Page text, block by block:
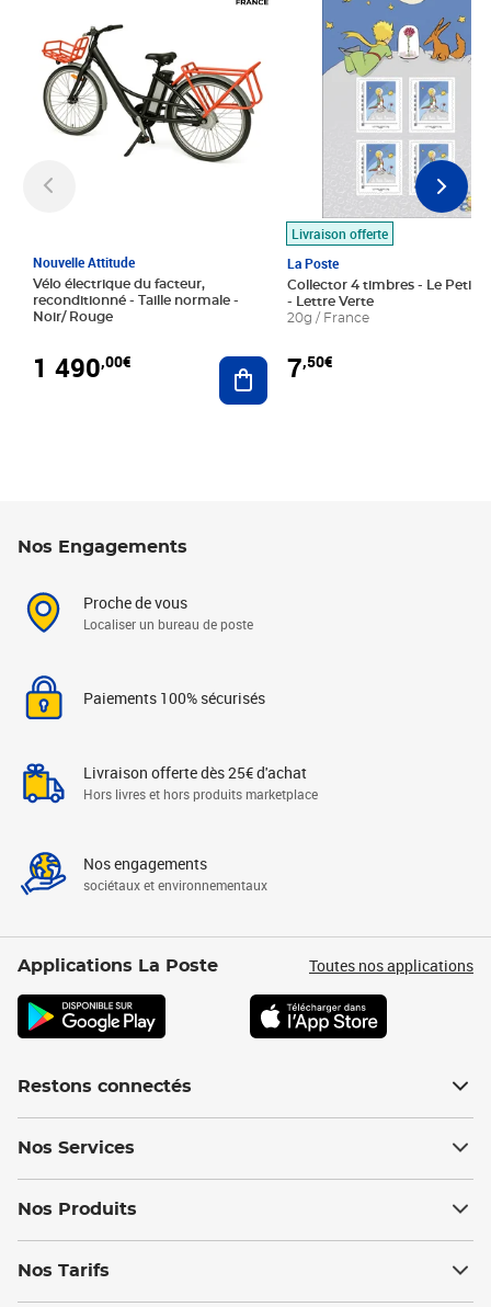
Nouvelle Attitude
Vélo électrique du facteur,
reconditionné - Taille normale -
Noir/ Rouge
1 490,00€ Ajouter au panier
Livraison offerte
La Poste
Collector 4 timbres - Le Petit
- Lettre Verte
20g / France
7,50€
Nos Engagements
Proche de vous
Localiser un bureau de poste
Paiements 100% sécurisés
Livraison offerte dès 25€ d'achat
Hors livres et hors produits marketplace
Nos engagements
sociétaux et environnementaux
Applications La Poste Toutes nos applications
Restons connectés
Nos Services
Nos Produits
Nos Tarifs